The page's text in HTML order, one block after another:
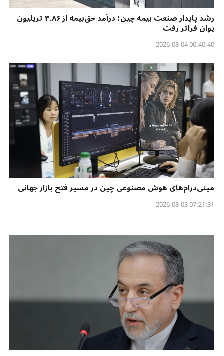
رشد پایدار صنعت بیمه چین؛ درآمد حق‌بیمه از ۳.۸۶ تریلیون
یوان فراتر رفت
00:40:40 2026-08-04
مینی‌درام‌های هوش مصنوعی چین در مسیر فتح بازار جهانی
07:21:31 2026-08-03